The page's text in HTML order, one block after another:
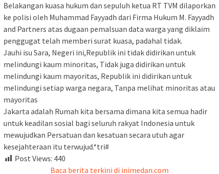
Belakangan kuasa hukum dan sepuluh ketua RT TVM dilaporkan
ke polisi oleh Muhammad Fayyadh dari Firma Hukum M. Fayyadh
and Partners atas dugaan pemalsuan data warga yang diklaim
penggugat telah memberi surat kuasa, padahal tidak.
Jauhi isu Sara, Negeri ini,Republik ini tidak didirikan untuk
melindungi kaum minoritas, Tidak juga didirikan untuk
melindungi kaum mayoritas, Republik ini didirikan untuk
melindungi setiap warga negara, Tanpa melihat minoritas atau
mayoritas
Jakarta adalah Rumah kita bersama dimana kita semua hadir
untuk keadilan sosial bagi seluruh rakyat Indonesia untuk
mewujudkan Persatuan dan kesatuan secara utuh agar
kesejahteraan itu terwujud.*tri#
Post Views: 440
Baca berita terkini di inimedan.com